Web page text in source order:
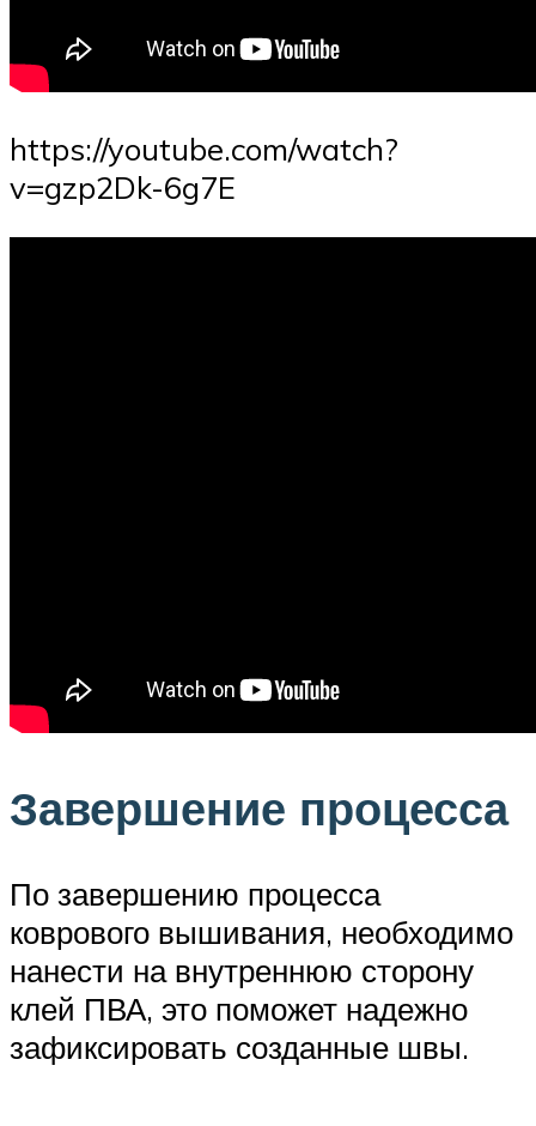
https://youtube.com/watch?
v=gzp2Dk-6g7E
Завершение процесса
По завершению процесса
коврового вышивания, необходимо
нанести на внутреннюю сторону
клей ПВА, это поможет надежно
зафиксировать созданные швы.